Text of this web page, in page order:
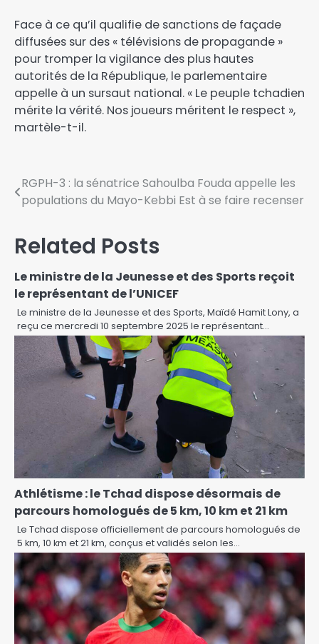
​Face à ce qu’il qualifie de sanctions de façade
diffusées sur des « télévisions de propagande »
pour tromper la vigilance des plus hautes
autorités de la République, le parlementaire
appelle à un sursaut national. ​« Le peuple tchadien
mérite la vérité. Nos joueurs méritent le respect »,
martèle-t-il.
RGPH-3 : la sénatrice Sahoulba Fouda appelle les
populations du Mayo-Kebbi Est à se faire recenser
Related Posts
Le ministre de la Jeunesse et des Sports reçoit
le représentant de l’UNICEF
Le ministre de la Jeunesse et des Sports, Maïdé Hamit Lony, a
reçu ce mercredi 10 septembre 2025 le représentant…
Athlétisme : le Tchad dispose désormais de
parcours homologués de 5 km, 10 km et 21 km
Le Tchad dispose officiellement de parcours homologués de
5 km, 10 km et 21 km, conçus et validés selon les…